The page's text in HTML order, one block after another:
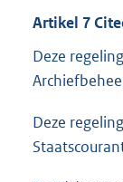
Artikel 7
Deze
Deze